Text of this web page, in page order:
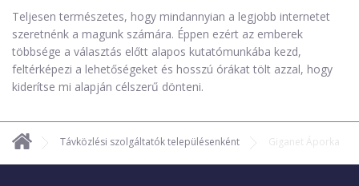
Teljesen természetes, hogy mindannyian a legjobb internetet
szeretnénk a magunk számára. Éppen ezért az emberek
többsége a választás előtt alapos kutatómunkába kezd,
feltérképezi a lehetőségeket és hosszú órákat tölt azzal, hogy
kiderítse mi alapján célszerű dönteni.
Távközlési szolgáltatók településenként Giganet Áporka